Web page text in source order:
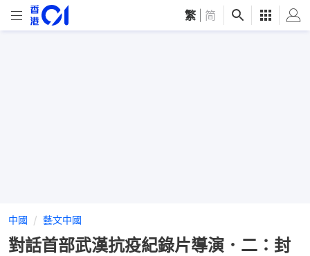
繁 简
中國 藝文中國
對話首部武漢抗疫紀錄片導演．二：封